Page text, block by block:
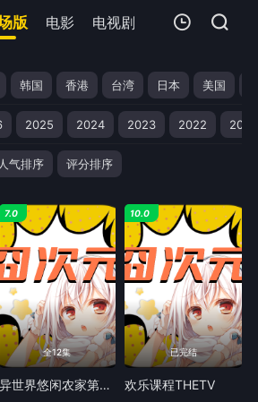
版 电影 电视剧 短剧 今日更新
影记录
暂无观看影片的记录
韩国 香港 台湾 日本 美国
2025 2024 2023 2022 2021
人气排序 评分排序
全12集
7.0
异世界悠闲农家第二季
已完结
10.0
欢乐课程THETV